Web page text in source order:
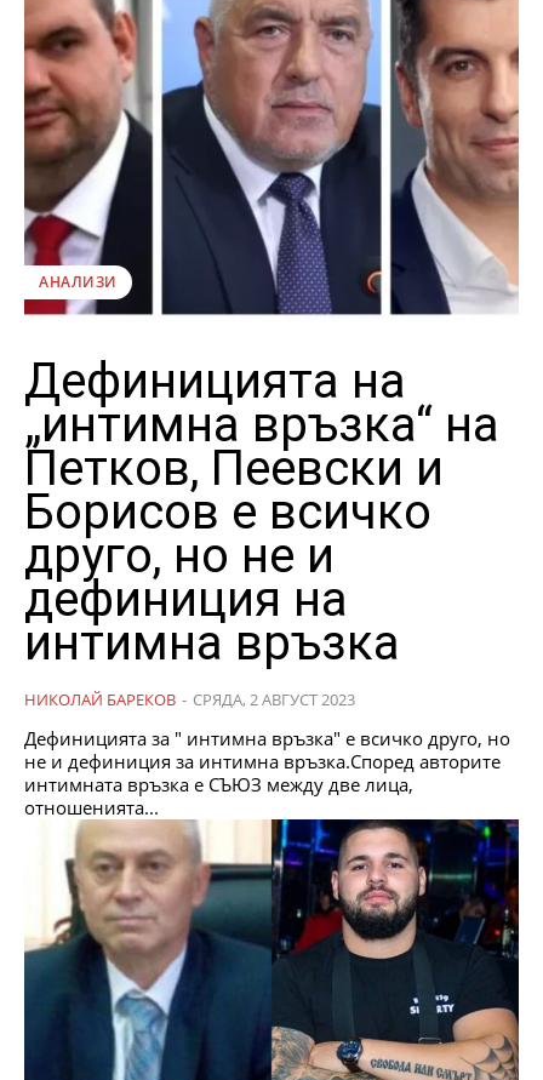
АНАЛИЗИ
Дефиницията на
„интимна връзка“ на
Петков, Пеевски и
Борисов е всичко
друго, но не и
дефиниция на
интимна връзка
НИКОЛАЙ БАРЕКОВ - СРЯДА, 2 АВГУСТ 2023
Дефиницията за " интимна връзка" е всичко друго, но
не и дефиниция за интимна връзка.Според авторите
интимната връзка е СЪЮЗ между две лица,
отношенията...